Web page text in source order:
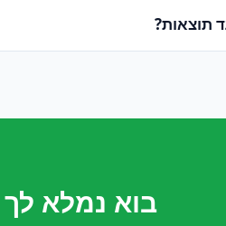
תוצאות?
בוא נמלא לך